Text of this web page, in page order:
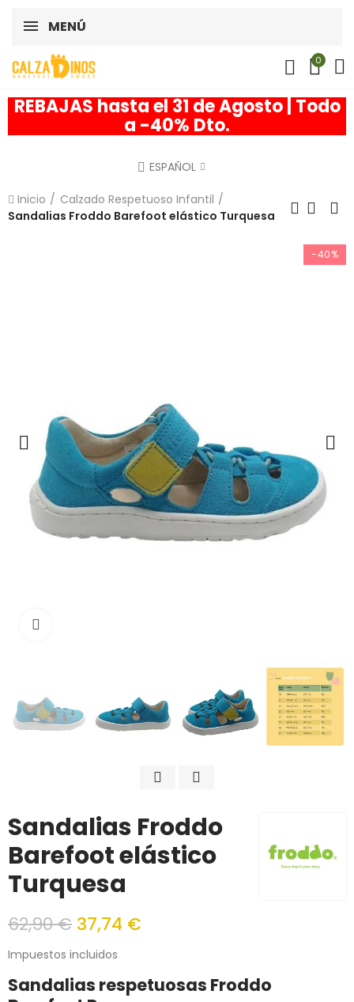
MENÚ
0
REBAJAS hasta el 31 de Agosto | Todo
a -40% Dto.
ESPAÑOL
Inicio
Calzado Respetuoso Infantil
Sandalias Froddo Barefoot elástico Turquesa
-40%
Sandalias Froddo
Barefoot elástico
Turquesa
62,90 € 37,74 €
Impuestos incluidos
Sandalias respetuosas Froddo